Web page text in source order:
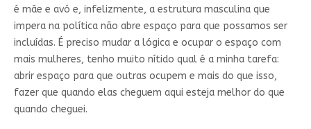
é mãe e avó e, infelizmente, a estrutura masculina que
impera na política não abre espaço para que possamos ser
incluídas. É preciso mudar a lógica e ocupar o espaço com
mais mulheres, tenho muito nítido qual é a minha tarefa:
abrir espaço para que outras ocupem e mais do que isso,
fazer que quando elas cheguem aqui esteja melhor do que
quando cheguei.